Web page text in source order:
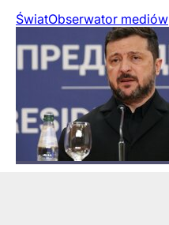
ŚwiatObserwator mediów